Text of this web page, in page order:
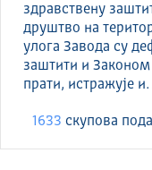
здравствену
друштво на
улога Завода су
заштити и
прати, истражује
1633 скуповa